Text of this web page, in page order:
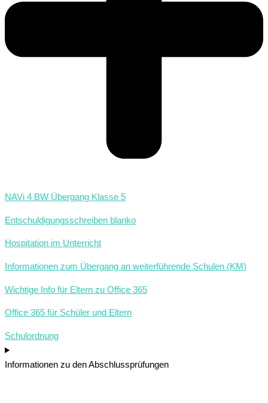
NAVi 4 BW Übergang Klasse 5
Entschuldigungsschreiben blanko
Hospitation im Unterricht
Informationen zum Übergang an weiterführende Schulen (KM)
Wichtige Info für Eltern zu Office 365
Office 365 für Schüler und Eltern
Schulordnung
Informationen zu den Abschlussprüfungen